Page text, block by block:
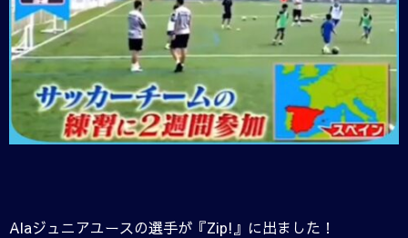
Alaジュニアユースの選手が『Zip!』に出ました！